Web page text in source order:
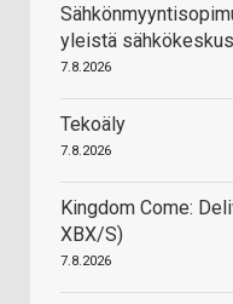
yleistä
7.8.2026
Tekoäly
7.8.2026
Kingdom Come:
XBX/S)
7.8.2026